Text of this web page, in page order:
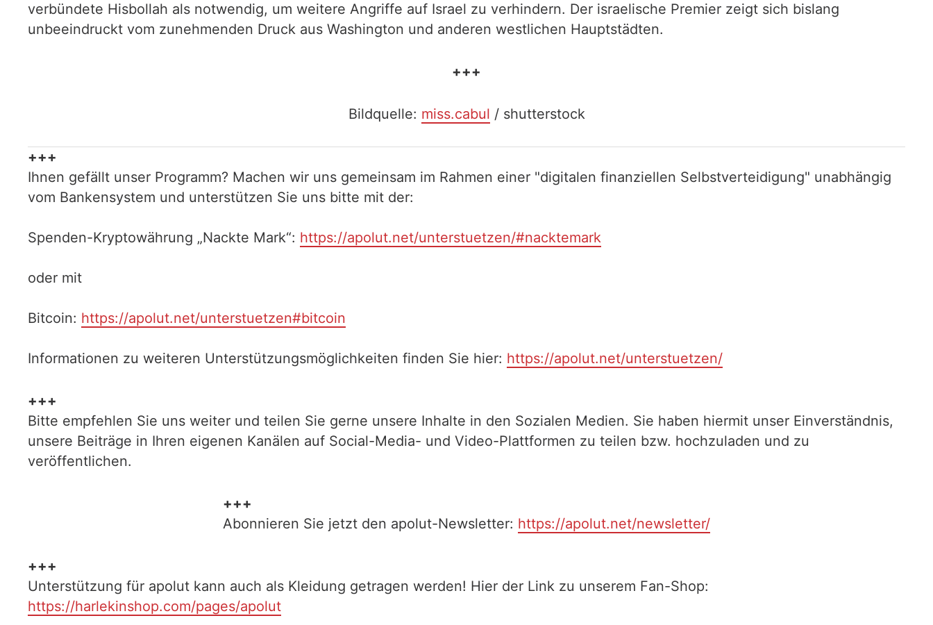
verbündete Hisbollah als notwendig, um weitere Angriffe auf Israel zu verhindern. Der israelische Premier zeigt sich bislang
unbeeindruckt vom zunehmenden Druck aus Washington und anderen westlichen Hauptstädten.
+++
Bildquelle: miss.cabul / shutterstock
+++
Ihnen gefällt unser Programm? Machen wir uns gemeinsam im Rahmen einer "digitalen finanziellen Selbstverteidigung" unabhängig
vom Bankensystem und unterstützen Sie uns bitte mit der:
Spenden-Kryptowährung „Nackte Mark“: https://apolut.net/unterstuetzen/#nacktemark
oder mit
Bitcoin: https://apolut.net/unterstuetzen#bitcoin
Informationen zu weiteren Unterstützungsmöglichkeiten finden Sie hier: https://apolut.net/unterstuetzen/
+++
Bitte empfehlen Sie uns weiter und teilen Sie gerne unsere Inhalte in den Sozialen Medien. Sie haben hiermit unser Einverständnis,
unsere Beiträge in Ihren eigenen Kanälen auf Social-Media- und Video-Plattformen zu teilen bzw. hochzuladen und zu
veröffentlichen.
+++
Abonnieren Sie jetzt den apolut-Newsletter: https://apolut.net/newsletter/
+++
Unterstützung für apolut kann auch als Kleidung getragen werden! Hier der Link zu unserem Fan-Shop:
https://harlekinshop.com/pages/apolut